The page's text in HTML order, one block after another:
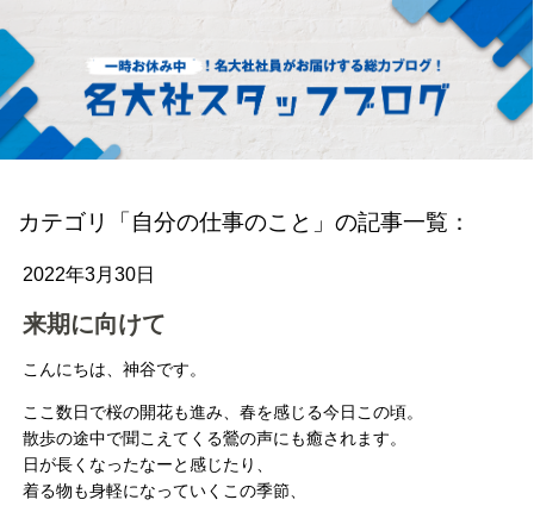
カテゴリ「自分の仕事のこと」の記事一覧：
2022年3月30日
来期に向けて
こんにちは、神谷です。
ここ数日で桜の開花も進み、春を感じる今日この頃。
散歩の途中で聞こえてくる鶯の声にも癒されます。
日が長くなったなーと感じたり、
着る物も身軽になっていくこの季節、